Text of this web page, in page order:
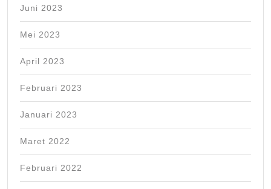
Juni 2023
Mei 2023
April 2023
Februari 2023
Januari 2023
Maret 2022
Februari 2022